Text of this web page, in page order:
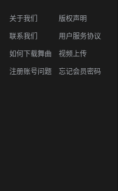
关于我们 版权声明
联系我们 用户服务协议
如何下载舞曲 视频上传
注册账号问题 忘记会员密码